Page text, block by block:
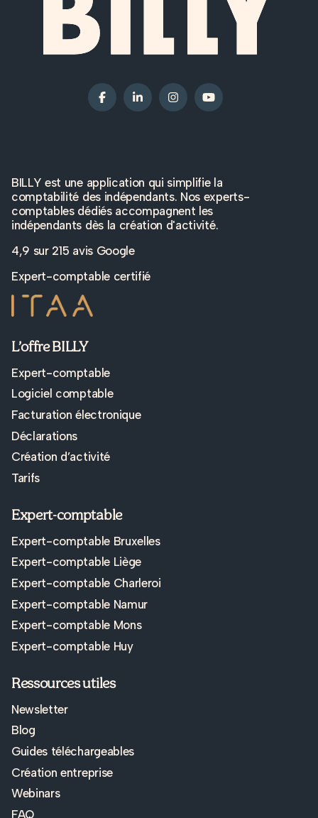
BILLY est une application qui simplifie la
comptabilité des indépendants. Nos experts-
comptables dédiés accompagnent les
indépendants dès la création d'activité.
4,9 sur 215 avis Google
Expert-comptable certifié
L’offre BILLY
Expert-comptable
Logiciel comptable
Facturation électronique
Déclarations
Création d’activité
Tarifs
Expert-comptable
Expert-comptable Bruxelles
Expert-comptable Liège
Expert-comptable Charleroi
Expert-comptable Namur
Expert-comptable Mons
Expert-comptable Huy
Ressources utiles
Newsletter
Blog
Guides téléchargeables
Création entreprise
Webinars
FAQ